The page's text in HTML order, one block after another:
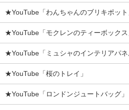
★YouTube「わんちゃんのブリキポット
★YouTube「モクレンのティーボックス
★YouTube「ミュシャのインテリアパネ
★YouTube「桜のトレイ」
★YouTube「ロンドンジュートバッグ」